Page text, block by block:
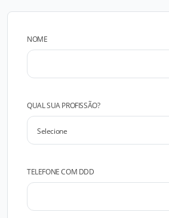
NOME
QUAL SUA PROFISSÃO?
TELEFONE COM DDD